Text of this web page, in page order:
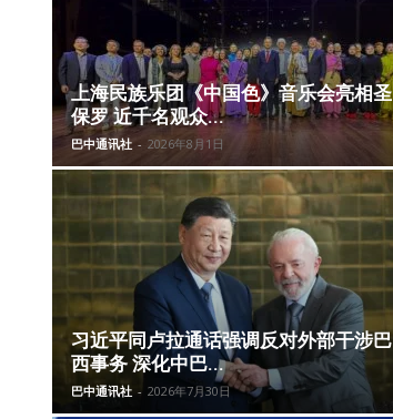
上海民族乐团《中国色》音乐会亮相圣
保罗 近千名观众...
巴中通讯社 - 2026年8月1日
习近平同卢拉通话强调反对外部干涉巴
西事务 深化中巴...
巴中通讯社 - 2026年7月30日